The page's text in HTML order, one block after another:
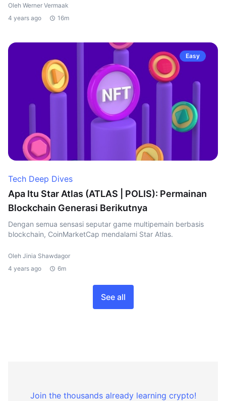
Oleh Werner Vermaak
4 years ago
16m
Easy
Tech Deep Dives
Apa Itu Star Atlas (ATLAS | POLIS): Permainan
Blockchain Generasi Berikutnya
Dengan semua sensasi seputar game multipemain berbasis
blockchain, CoinMarketCap mendalami Star Atlas.
Oleh Jinia Shawdagor
4 years ago
6m
See all
Join the thousands already learning crypto!